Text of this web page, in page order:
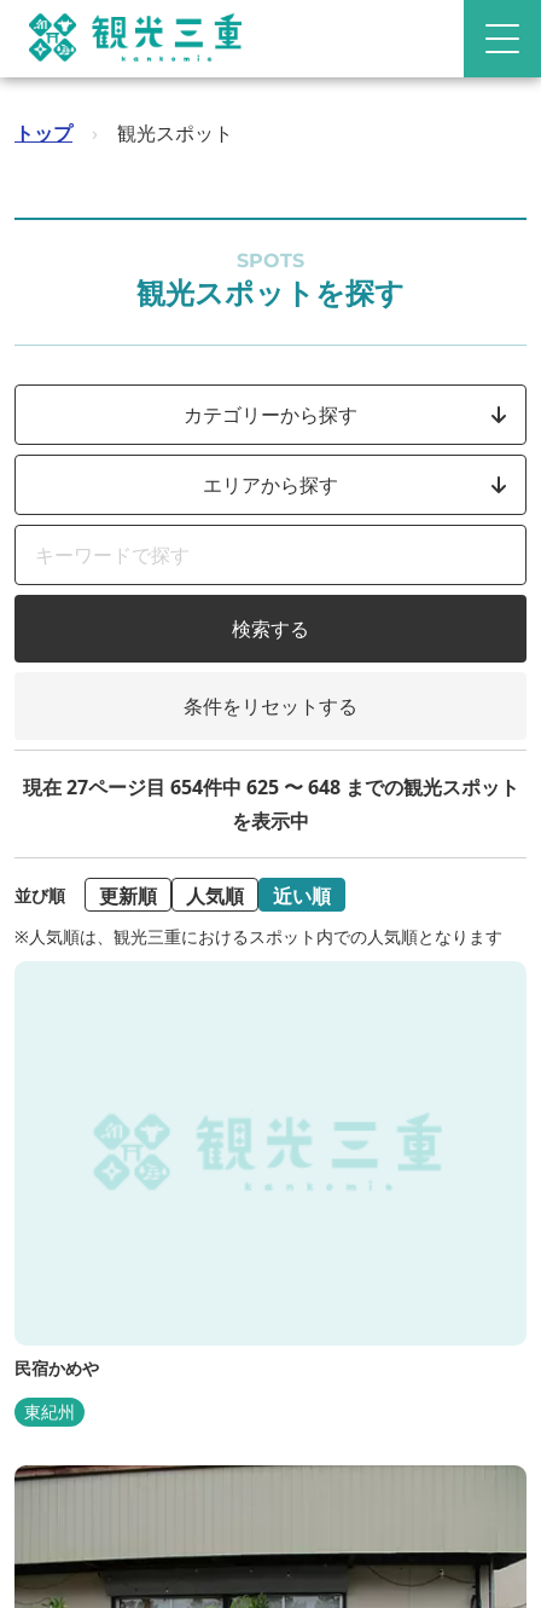
トップ › 観光スポット
SPOTS
観光スポットを探す
カテゴリーから探す
エリアから探す
検索する
条件をリセットする
現在 27ページ目 654件中 625 〜 648 までの観光スポット
を表示中
並び順 更新順 人気順 近い順
※人気順は、観光三重におけるスポット内での人気順となります
民宿かめや
東紀州